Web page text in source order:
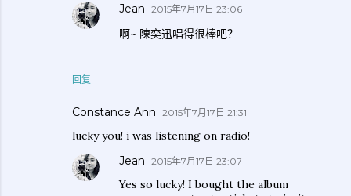
回复
Jean 2015年7月17日 23:06
啊~ 陳奕迅唱得很棒吧？
Constance Ann 2015年7月17日 21:31
lucky you! i was listening on radio!
Jean 2015年7月17日 23:07
Yes so lucky! I bought the album